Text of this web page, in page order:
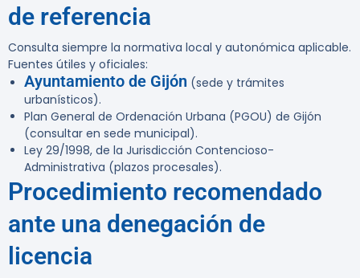
de referencia
Consulta siempre la normativa local y autonómica aplicable.
Fuentes útiles y oficiales:
Ayuntamiento de Gijón (sede y trámites
urbanísticos).
Plan General de Ordenación Urbana (PGOU) de Gijón
(consultar en sede municipal).
Ley 29/1998, de la Jurisdicción Contencioso-
Administrativa (plazos procesales).
Procedimiento recomendado
ante una denegación de
licencia